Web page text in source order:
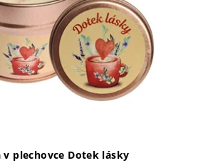
v plechovce Dotek lásky